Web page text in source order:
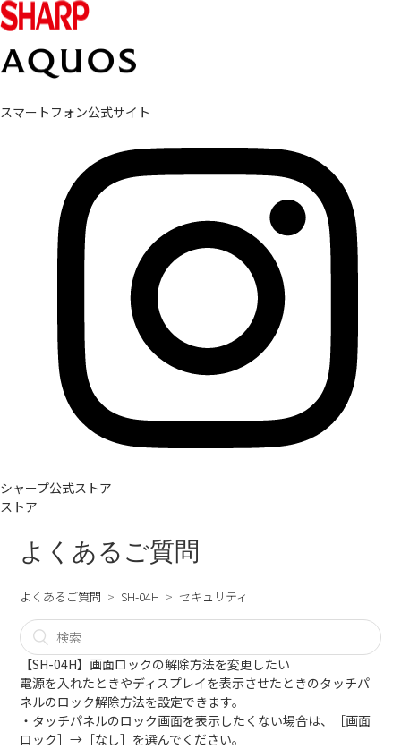
スマートフォン公式サイト
シャープ公式ストア
ストア
よくあるご質問
よくあるご質問 SH-04H セキュリティ
【SH-04H】画面ロックの解除方法を変更したい
電源を入れたときやディスプレイを表示させたときのタッチパ
ネルのロック解除方法を設定できます。
・タッチパネルのロック画面を表示したくない場合は、［画面
ロック］→［なし］を選んでください。